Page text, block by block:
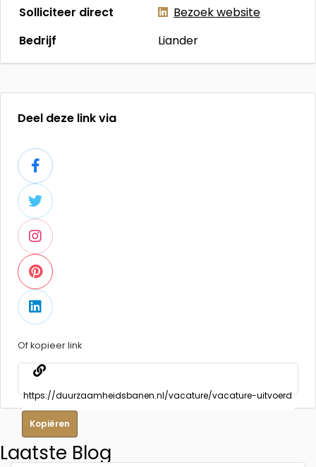
Solliciteer direct
Bezoek website
Bedrijf
Liander
Deel deze link via
Of kopieer link
Kopiëren
Laatste Blog